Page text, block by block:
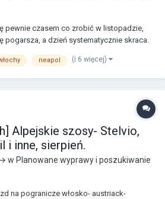
pewnie czasem co zrobić w listopadzie,
pogarsza, a dzień systematycznie skraca.
się znacznie dłużej i tam pokręcić
neapol (i 6 więcej)
Alpejskie szosy- Stelvio,
i inne, sierpień.
w Planowane wyprawy i poszukiwanie
na pogranicze włosko- austriack-